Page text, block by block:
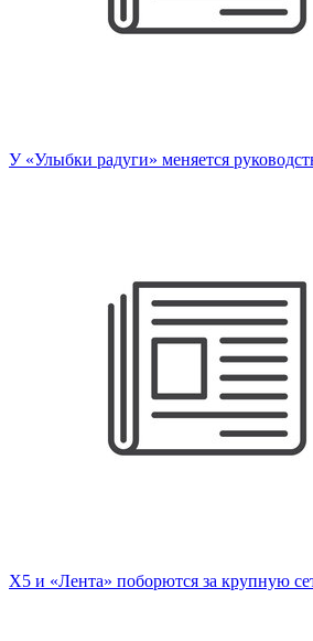
У «Улыбки радуги» меняется
X5 и «Лента» поборются за крупную